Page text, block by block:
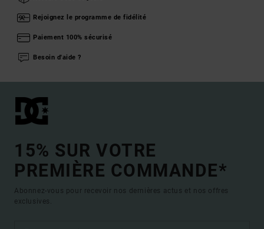
Rejoignez le programme de fidélité
Paiement 100% sécurisé
Besoin d'aide ?
15% SUR VOTRE
PREMIÈRE COMMANDE*
Abonnez-vous pour recevoir nos dernières actus et nos offres
exclusives.